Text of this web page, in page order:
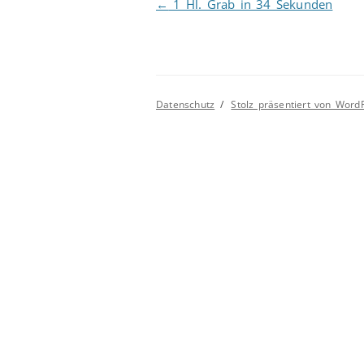
Beitragsnavigation
← 1 Hl. Grab in 34 Sekunden
Datenschutz Stolz präsentiert von